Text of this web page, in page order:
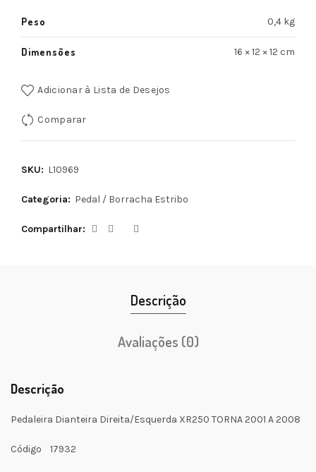
Peso 0,4 kg
Dimensões 16 × 12 × 12 cm
Adicionar à Lista de Desejos
Comparar
SKU: L10969
Categoria: Pedal / Borracha Estribo
Compartilhar
Descrição
Avaliações (0)
Descrição
Pedaleira Dianteira Direita/Esquerda XR250 TORNA 2001 A 2008
Código 17932